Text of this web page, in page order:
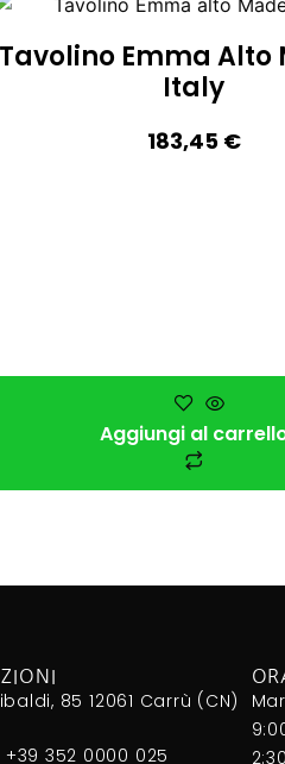
Tavolino Emma Alto
Italy
183,45 €
Aggiungi al
85 12061 Carrù (CN)
352 0000 025